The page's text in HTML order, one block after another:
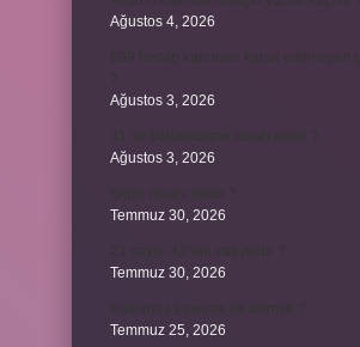
Ağustos 4, 2026
Ağustos 3, 2026
Ağustos 3, 2026
Temmuz 30, 2026
Temmuz 30, 2026
Temmuz 25, 2026